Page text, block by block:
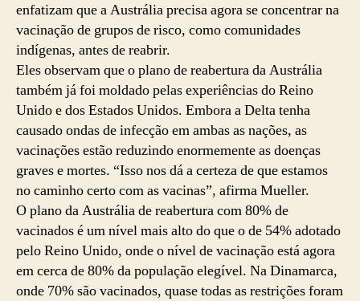
enfatizam que a Austrália precisa agora se concentrar na
vacinação de grupos de risco, como comunidades
indígenas, antes de reabrir.
Eles observam que o plano de reabertura da Austrália
também já foi moldado pelas experiências do Reino
Unido e dos Estados Unidos. Embora a Delta tenha
causado ondas de infecção em ambas as nações, as
vacinações estão reduzindo enormemente as doenças
graves e mortes. “Isso nos dá a certeza de que estamos
no caminho certo com as vacinas”, afirma Mueller.
O plano da Austrália de reabertura com 80% de
vacinados é um nível mais alto do que o de 54% adotado
pelo Reino Unido, onde o nível de vacinação está agora
em cerca de 80% da população elegível. Na Dinamarca,
onde 70% são vacinados, quase todas as restrições foram